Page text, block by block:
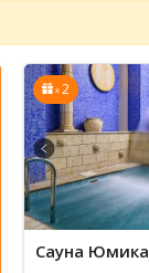
x2
Сауна Юмика